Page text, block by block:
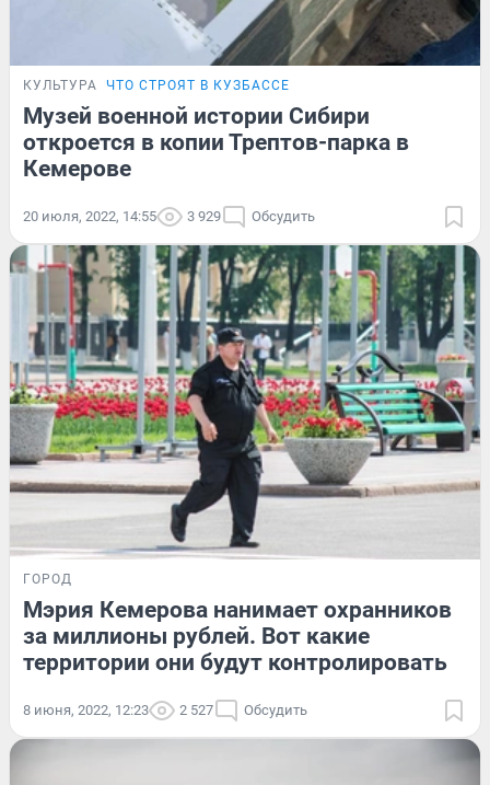
КУЛЬТУРА ЧТО СТРОЯТ В КУЗБАССЕ
Музей военной истории Сибири
откроется в копии Трептов-парка в
Кемерове
20 июля, 2022, 14:55 3 929 Обсудить
ГОРОД
Мэрия Кемерова нанимает охранников
за миллионы рублей. Вот какие
территории они будут контролировать
8 июня, 2022, 12:23 2 527 Обсудить